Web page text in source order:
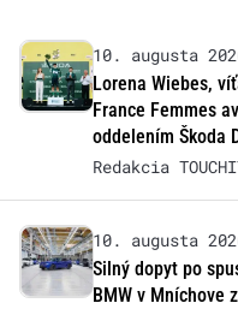
10. augusta
Lorena Wiebes,
France Femmes
oddelením Škoda
Redakcia
10. augusta
Silný dopyt po
BMW v Mníchove